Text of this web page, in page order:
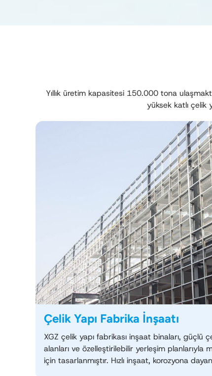
Yıllık üretim kapasitesi 150.000 tona
yüksek katlı çelik
Çelik Yapı Fabrika İnşaatı
XGZ çelik yapı fabrikası inşaat binaları, güçlü
alanları ve özelleştirilebilir yerleşim planlarıyla
için tasarlanmıştır. Hızlı inşaat, korozyona